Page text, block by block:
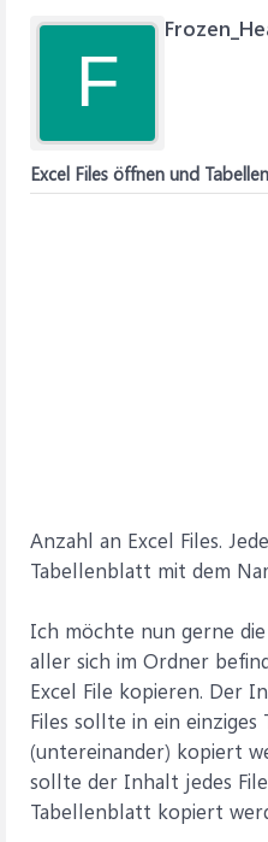
F
Excel Files öffnen und
Anzahl an Excel Files.
Tabellenblatt mit dem
Ich möchte nun gerne
aller sich im Ordner
Excel File kopieren. Der
Files sollte in ein
(untereinander) kopiert
sollte der Inhalt jedes
Tabellenblatt kopiert